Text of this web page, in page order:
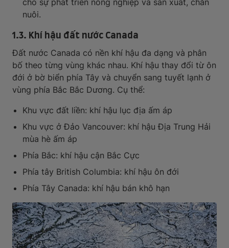
cho sự phát triển nông nghiệp và sản xuất, chăn
nuôi.
1.3. Khí hậu đất nước Canada
Đất nước Canada có nền khí hậu đa dạng và phân
bố theo từng vùng khác nhau. Khí hậu thay đổi từ ôn
đới ở bờ biển phía Tây và chuyển sang tuyết lạnh ở
vùng phía Bắc Bắc Dương. Cụ thể:
Khu vực đất liền: khí hậu lục địa ấm áp
Khu vực ở Đảo Vancouver: khí hậu Địa Trung Hải
mùa hè ấm áp
Phía Bắc: khí hậu cận Bắc Cực
Phía tây British Columbia: khí hậu ôn đới
Phía Tây Canada: khí hậu bán khô hạn